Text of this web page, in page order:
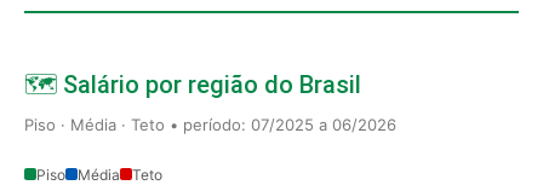
🗺️ Salário por região do Brasil
Piso · Média · Teto • período: 07/2025 a 06/2026
Piso Média Teto